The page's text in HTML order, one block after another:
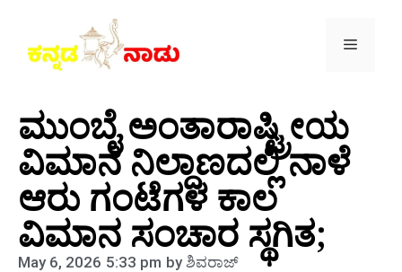
ಮುಂಬೈ ಅಂತಾರಾಷ್ಟ್ರೀಯ
ವಿಮಾನ ನಿಲ್ದಾಣದಲ್ಲಿ ನಾಳೆ
ಆರು ಗಂಟೆಗಳ ಕಾಲ
ವಿಮಾನ ಸಂಚಾರ ಸ್ಥಗಿತ;
May 6, 2026 5:33 pm byಶಿವರಾಜ್